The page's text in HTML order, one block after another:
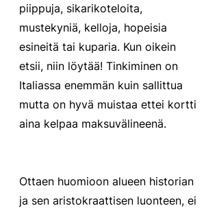
piippuja, sikarikoteloita,
mustekyniä, kelloja, hopeisia
esineitä tai kuparia. Kun oikein
etsii, niin löytää! Tinkiminen on
Italiassa enemmän kuin sallittua
mutta on hyvä muistaa ettei kortti
aina kelpaa maksuvälineenä.
Ottaen huomioon alueen historian
ja sen aristokraattisen luonteen, ei